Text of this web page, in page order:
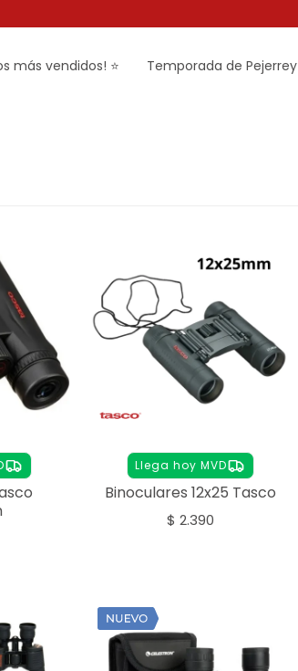
más vendidos! ⭐ Temporada de Pejerrey
Llega hoy MVD
Binoculares 12x25 Tasco
$ 2.390